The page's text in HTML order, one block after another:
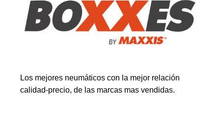
Los mejores neumáticos con la mejor relación
calidad-precio, de las marcas mas vendidas.